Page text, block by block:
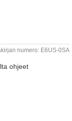
numero: E6US-0SA
ohjeet